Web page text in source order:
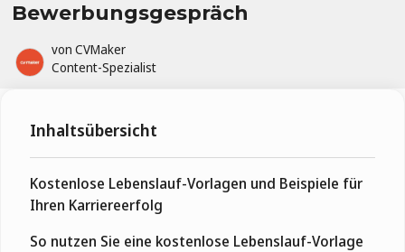
Bewerbungsgespräch
von CVMaker
Content-Spezialist
Inhaltsübersicht
Kostenlose Lebenslauf-Vorlagen und Beispiele für
Ihren Karriereerfolg
So nutzen Sie eine kostenlose Lebenslauf-Vorlage